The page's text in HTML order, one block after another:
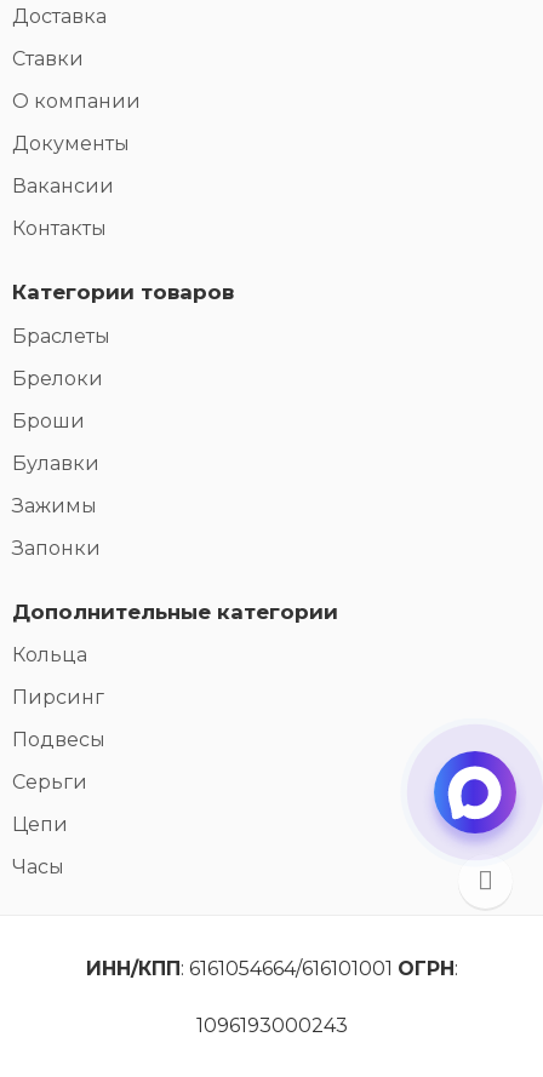
Доставка
Ставки
О компании
Документы
Вакансии
Контакты
Категории товаров
Браслеты
Брелоки
Броши
Булавки
Зажимы
Запонки
Дополнительные категории
Кольца
Пирсинг
Подвесы
Серьги
Цепи
Часы
ИНН/КПП : 6161054664/616101001 ОГРН :
1096193000243